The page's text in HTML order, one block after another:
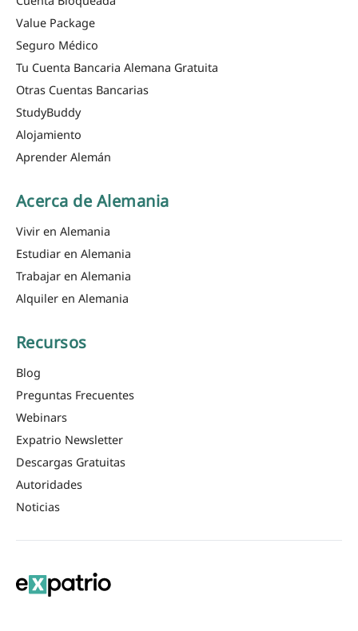
Value Package
Seguro Médico
Tu Cuenta Bancaria Alemana Gratuita
Otras Cuentas Bancarias
StudyBuddy
Alojamiento
Aprender Alemán
Acerca de Alemania
Vivir en Alemania
Estudiar en Alemania
Trabajar en Alemania
Alquiler en Alemania
Recursos
Blog
Preguntas Frecuentes
Webinars
Expatrio Newsletter
Descargas Gratuitas
Autoridades
Noticias